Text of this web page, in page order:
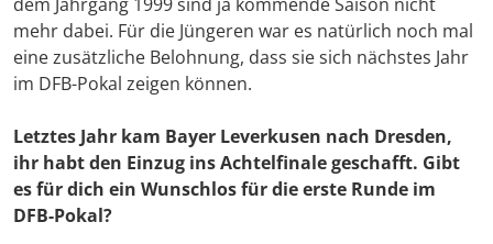
mehr dabei. Für die Jüngeren war es natürlich noch mal
eine zusätzliche Belohnung, dass sie sich nächstes Jahr
im DFB-Pokal zeigen können.
Letztes Jahr kam Bayer Leverkusen nach Dresden,
ihr habt den Einzug ins Achtelfinale geschafft. Gibt
es für dich ein Wunschlos für die erste Runde im
DFB-Pokal?